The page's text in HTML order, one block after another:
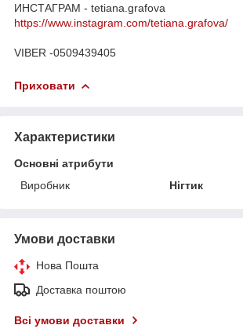
ИНСТАГРАМ - tetiana.grafova
https://www.instagram.com/tetiana.grafova/
VIBER -0509439405
Приховати
Характеристики
Основні атрибути
Виробник
Нігтик
Умови доставки
Нова Пошта
Доставка поштою
Всі умови доставки